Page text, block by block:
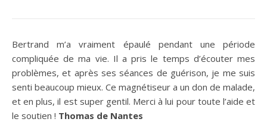
Bertrand m’a vraiment épaulé pendant une période
compliquée de ma vie. Il a pris le temps d’écouter mes
problèmes, et après ses séances de guérison, je me suis
senti beaucoup mieux. Ce magnétiseur a un don de malade,
et en plus, il est super gentil. Merci à lui pour toute l’aide et
le soutien ! Thomas de Nantes